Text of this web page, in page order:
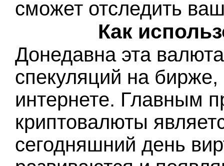
сможет отследить
Как
Донедавна эта
спекуляций на
интернете. Главным
криптовалюты
сегодняшний день